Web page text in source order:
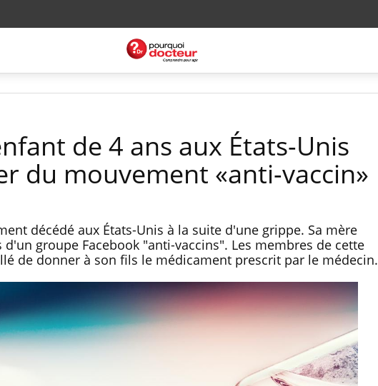
de 4 ans aux États-Unis
du mouvement «anti-vaccin»
décédé aux États-Unis à la suite d'une grippe. Sa mère
groupe Facebook "anti-vaccins". Les membres de cette
de donner à son fils le médicament prescrit par le médecin.